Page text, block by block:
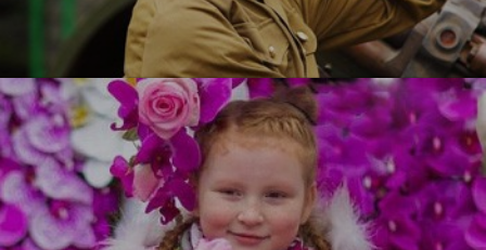
УЗНАТЬ БОЛЬШЕ
Служу Отечеству